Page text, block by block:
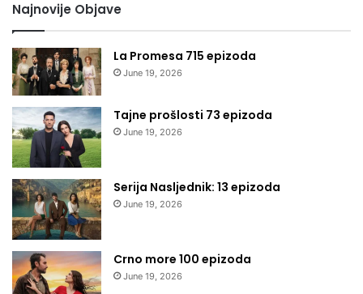
Najnovije Objave
La Promesa 715 epizoda
June 19, 2026
Tajne prošlosti 73 epizoda
June 19, 2026
Serija Nasljednik: 13 epizoda
June 19, 2026
Crno more 100 epizoda
June 19, 2026